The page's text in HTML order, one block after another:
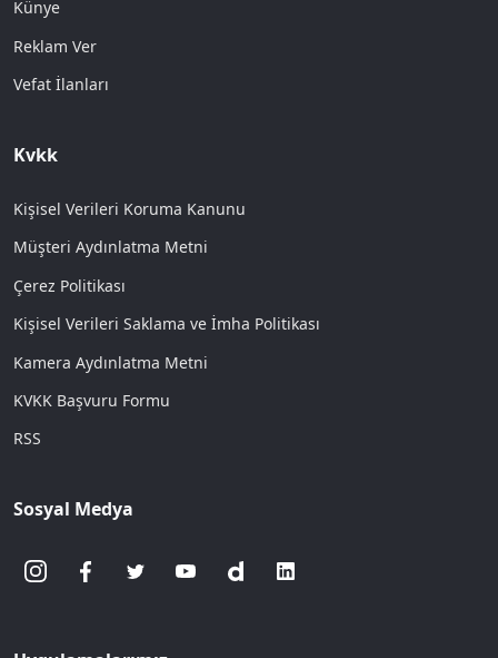
Künye
Reklam Ver
Vefat İlanları
Kvkk
Kişisel Verileri Koruma Kanunu
Müşteri Aydınlatma Metni
Çerez Politikası
Kişisel Verileri Saklama ve İmha Politikası
Kamera Aydınlatma Metni
KVKK Başvuru Formu
RSS
Sosyal Medya